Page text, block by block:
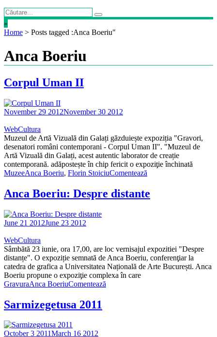
»
Home > Posts tagged :Anca Boeriu"
Anca Boeriu
Corpul Uman II
November 29 2012November 30 2012
WebCultura
Muzeul de Artă Vizuală din Galați găzduiește expoziția "Gravori,
desenatori români contemporani - Corpul Uman II". "Muzeul de
Artă Vizuală din Galați, acest autentic laborator de creație
contemporană. adăpostește în chip fericit o expoziţie închinată
MuzeeAnca Boeriu, Florin StoiciuComentează
Anca Boeriu: Despre distante
June 21 2012June 23 2012
WebCultura
Sâmbătă 23 iunie, ora 17,00, are loc vernisajul expozitiei "Despre
distanțe". O expoziție semnată de Anca Boeriu, conferenţiar la
catedra de grafica a Universitatea Națională de Arte București. Anca
Boeriu propune o expoziţie complexa în care
GravuraAnca BoeriuComentează
Sarmizegetusa 2011
October 3 2011March 16 2012